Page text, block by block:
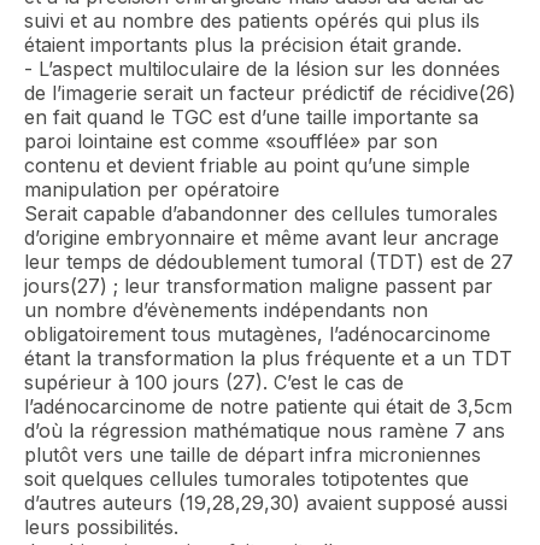
suivi et au nombre des patients opérés qui plus ils
étaient importants plus la précision était grande.
- L’aspect multiloculaire de la lésion sur les données
de l’imagerie serait un facteur prédictif de récidive(26)
en fait quand le TGC est d’une taille importante sa
paroi lointaine est comme «soufflée» par son
contenu et devient friable au point qu’une simple
manipulation per opératoire
Serait capable d’abandonner des cellules tumorales
d’origine embryonnaire et même avant leur ancrage
leur temps de dédoublement tumoral (TDT) est de 27
jours(27) ; leur transformation maligne passent par
un nombre d’évènements indépendants non
obligatoirement tous mutagènes, l’adénocarcinome
étant la transformation la plus fréquente et a un TDT
supérieur à 100 jours (27). C’est le cas de
l’adénocarcinome de notre patiente qui était de 3,5cm
d’où la régression mathématique nous ramène 7 ans
plutôt vers une taille de départ infra microniennes
soit quelques cellules tumorales totipotentes que
d’autres auteurs (19,28,29,30) avaient supposé aussi
leurs possibilités.